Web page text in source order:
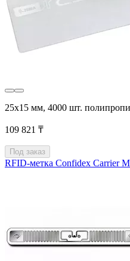
25х15 мм, 4000 шт.
109 821 ₸
Под заказ
RFID-метка Confidex Carrier